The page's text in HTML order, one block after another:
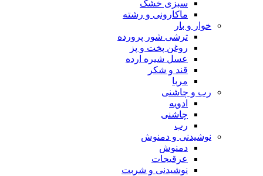
سبزی خشک
ماکارونی و رشته
خوار و بار
ترشی شور پرورده
روغن پخت و پز
عسل شیره ارده
قند و شکر
مربا
رب و چاشنی
ادویه
چاشنی
رب
نوشیدنی و دمنوش
دمنوش
عرقیجات
نوشیدنی و شربت